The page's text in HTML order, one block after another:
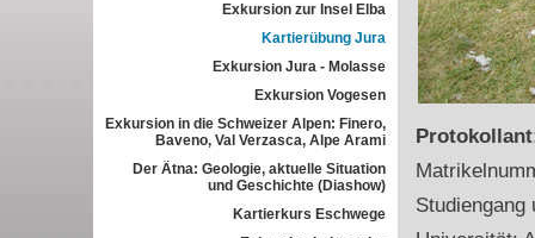
Exkursion zur Insel Elba
Kartierübung Jura
Exkursion Jura - Molasse
Exkursion Vogesen
Exkursion in die Schweizer Alpen: Finero,
Baveno, Val Verzasca, Alpe Arami
Der Ätna: Geologie, aktuelle Situation
und Geschichte (Diashow)
Kartierkurs Eschwege